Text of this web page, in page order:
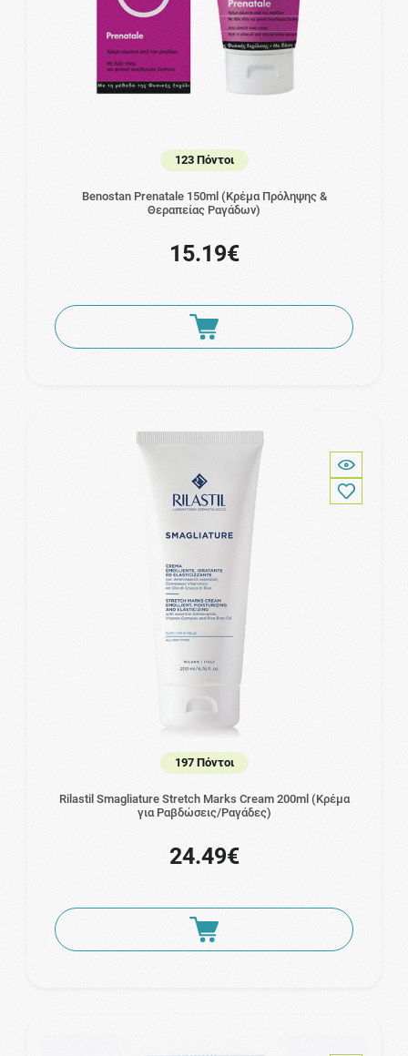
123 Πόντοι
Benostan Prenatale 150ml (Κρέμα Πρόληψης &
Θεραπείας Ραγάδων)
15.19€
197 Πόντοι
Rilastil Smagliature Stretch Marks Cream 200ml (Κρέμα
για Ραβδώσεις/Ραγάδες)
24.49€